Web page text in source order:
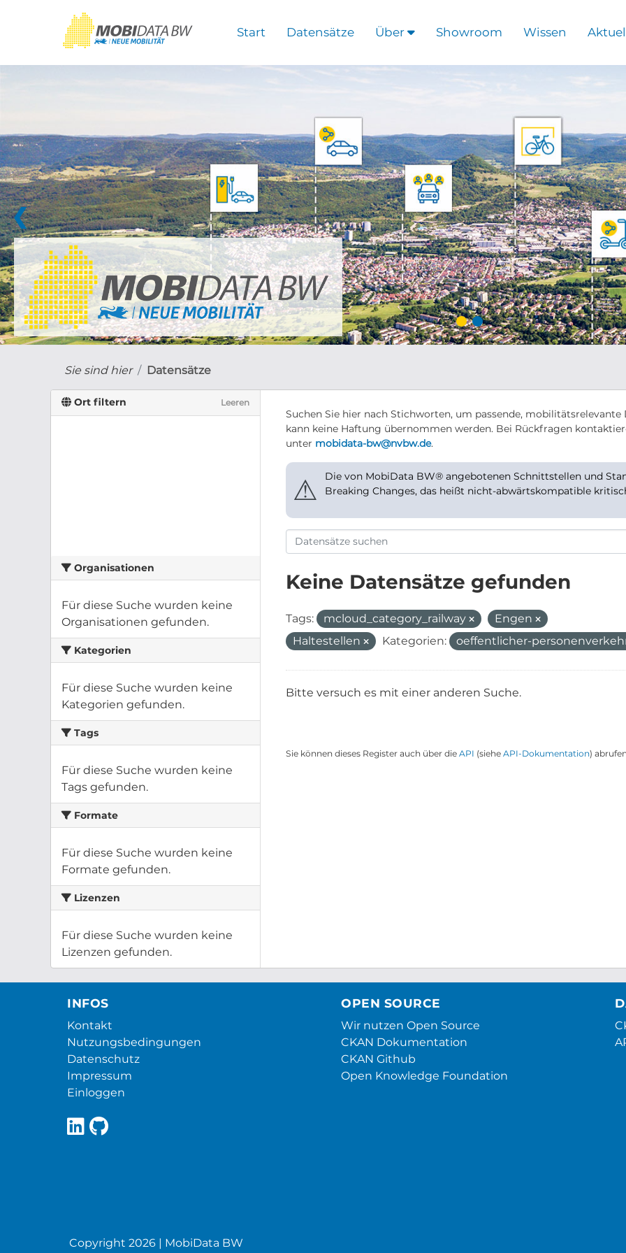
Start Datensätze Über Showroom Wissen
❮
Sie sind hier Datensätze
Ort filtern Leeren
Organisationen
Für diese Suche wurden keine
Organisationen gefunden.
Kategorien
Für diese Suche wurden keine
Kategorien gefunden.
Tags
Für diese Suche wurden keine
Tags gefunden.
Formate
Für diese Suche wurden keine
Formate gefunden.
Lizenzen
Für diese Suche wurden keine
Lizenzen gefunden.
Suchen Sie hier nach Stichworten, um passende,
kann keine Haftung übernommen werden. Bei Rückfragen
unter mobidata-bw@nvbw.de.
⚠
Die von MobiData BW® angebotenen Schnittstellen und
Breaking Changes, das heißt nicht-abwärtskompatible
Keine Datensätze gefunden
Tags: mcloud_category_railway
Engen
Haltestellen
Kategorien: oeffentlicher-
Bitte versuch es mit einer anderen Suche.
Sie können dieses Register auch über die API (siehe API-Dokumentation)
INFOS
Kontakt
Nutzungsbedingungen
Datenschutz
Impressum
Einloggen
OPEN SOURCE
Wir nutzen Open Source
CKAN Dokumentation
CKAN Github
Open Knowledge Foundation
Copyright 2026 | MobiData BW